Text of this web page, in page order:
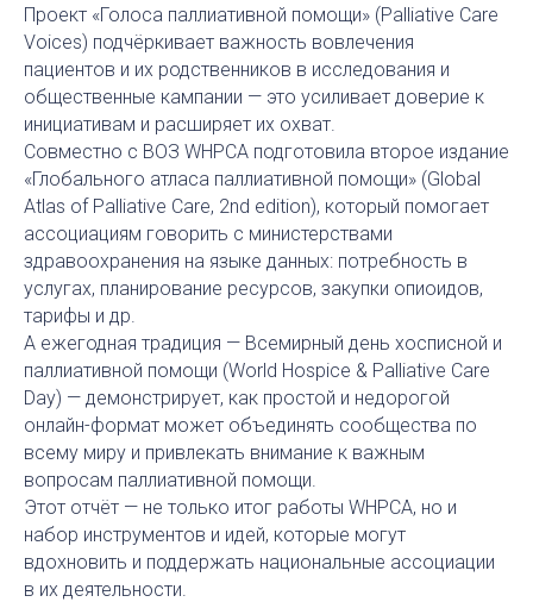
Проект «Голоса паллиативной помощи» (Palliative Care
Voices) подчёркивает важность вовлечения
пациентов и их родственников в исследования и
общественные кампании — это усиливает доверие к
инициативам и расширяет их охват.
Совместно с ВОЗ WHPCA подготовила второе издание
«Глобального атласа паллиативной помощи» (Global
Atlas of Palliative Care, 2nd edition), который помогает
ассоциациям говорить с министерствами
здравоохранения на языке данных: потребность в
услугах, планирование ресурсов, закупки опиоидов,
тарифы и др.
А ежегодная традиция — Всемирный день хосписной и
паллиативной помощи (World Hospice & Palliative Care
Day) — демонстрирует, как простой и недорогой
онлайн-формат может объединять сообщества по
всему миру и привлекать внимание к важным
вопросам паллиативной помощи.
Этот отчёт — не только итог работы WHPCA, но и
набор инструментов и идей, которые могут
вдохновить и поддержать национальные ассоциации
в их деятельности.